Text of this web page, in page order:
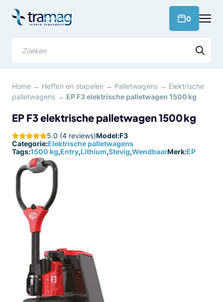
naar
0
Home → Heffen en stapelen → Palletwagens → Elektrische
palletwagens → EP F3 elektrische palletwagen 1500 kg
EP F3 elektrische palletwagen 1500 kg
5.0 (4 reviews)Model:F3
Categorie:Elektrische palletwagens
Tags:1500 kg,Entry,Lithium,Stevig,WendbaarMerk:EP